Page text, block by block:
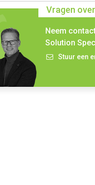
Vragen
Neem
Solution
Stuur een